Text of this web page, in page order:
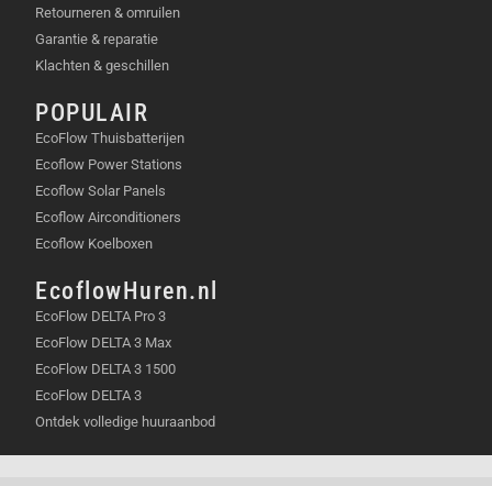
Retourneren & omruilen
Garantie & reparatie
Klachten & geschillen
POPULAIR
EcoFlow Thuisbatterijen
Ecoflow Power Stations
Ecoflow Solar Panels
Ecoflow Airconditioners
Ecoflow Koelboxen
EcoflowHuren.nl
EcoFlow DELTA Pro 3
EcoFlow DELTA 3 Max
EcoFlow DELTA 3 1500
EcoFlow DELTA 3
Ontdek volledige huuraanbod